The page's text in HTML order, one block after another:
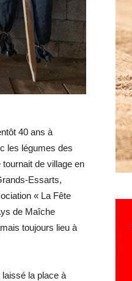
40 ans à
les légumes des
de village en
Essarts,
« La Fête
de Maîche
toujours lieu à
la place à